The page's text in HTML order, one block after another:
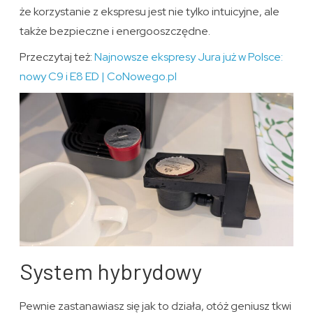
że korzystanie z ekspresu jest nie tylko intuicyjne, ale
także bezpieczne i energooszczędne.
Przeczytaj też:Najnowsze ekspresy Jura już w Polsce:
nowy C9 i E8 ED | CoNowego.pl
System hybrydowy
Pewnie zastanawiasz się jak to działa, otóż geniusz tkwi